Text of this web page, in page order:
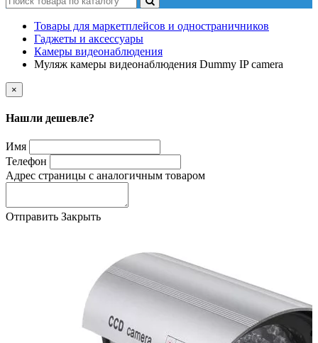
Товары для маркетплейсов и одностраничников
Гаджеты и аксессуары
Камеры видеонаблюдения
Муляж камеры видеонаблюдения Dummy IP camera
×
Нашли дешевле?
Имя
Телефон
Адрес страницы с аналогичным товаром
Отправить Закрыть